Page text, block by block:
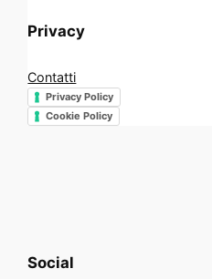
Privacy
Contatti
Privacy Policy
Cookie Policy
Social